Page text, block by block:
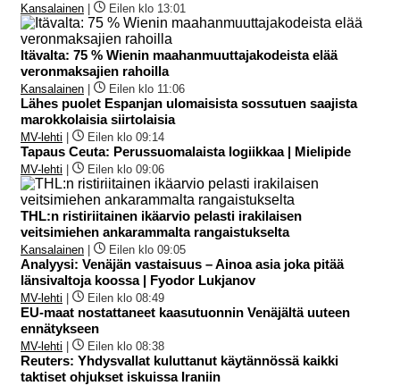
Kansalainen Eilen klo 13:01
Itävalta: 75 % Wienin maahanmuuttajakodeista elää
veronmaksajien rahoilla
Kansalainen Eilen klo 11:06
Lähes puolet Espanjan ulomaisista sossutuen saajista
marokkolaisia siirtolaisia
MV-lehti Eilen klo 09:14
Tapaus Ceuta: Perussuomalaista logiikkaa | Mielipide
MV-lehti Eilen klo 09:06
THL:n ristiriitainen ikäarvio pelasti irakilaisen
veitsimiehen ankarammalta rangaistukselta
Kansalainen Eilen klo 09:05
Analyysi: Venäjän vastaisuus – Ainoa asia joka pitää
länsivaltoja koossa | Fyodor Lukjanov
MV-lehti Eilen klo 08:49
EU-maat nostattaneet kaasutuonnin Venäjältä uuteen
ennätykseen
MV-lehti Eilen klo 08:38
Reuters: Yhdysvallat kuluttanut käytännössä kaikki
taktiset ohjukset iskuissa Iraniin